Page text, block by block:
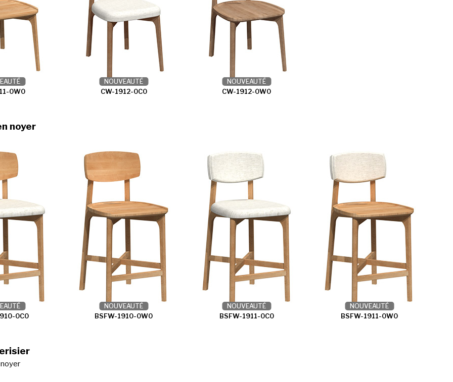
0W0 CW-1912-0C0
NOUVEAUTÉ
CW-1912-0W0
NOUVEAUTÉ
noyer
0C0 BSFW-1910-0W0
NOUVEAUTÉ
BSFW-1911-0C0
NOUVEAUTÉ
BSFW-1911-0W0
NOUVEAUTÉ